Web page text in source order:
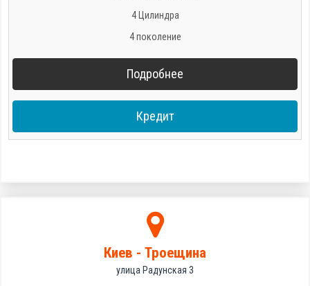
4 Цилиндра
4 поколение
Подробнее
Кредит
Киев - Троещина
улица Радунская 3